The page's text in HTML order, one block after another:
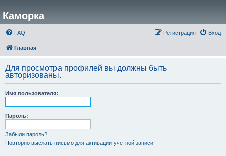
Каморка
FAQ Вход
Регистрация
Главная
Для просмотра профилей вы должны быть
авторизованы.
Имя пользователя:
Пароль:
Забыли пароль?
Повторно выслать письмо для активации учётной записи